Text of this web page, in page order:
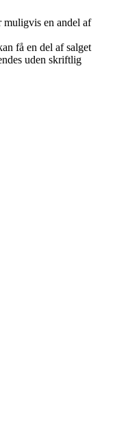
en andel af
få en del af salget
uden skriftlig